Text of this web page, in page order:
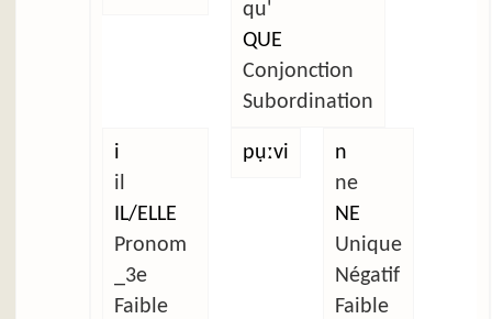
qu'
QUE
Conjonction
Subordination
i
il
IL/ELLE
Pronom
_3e
Faible
pụːvi
n
ne
NE
Unique
Négatif
Faible